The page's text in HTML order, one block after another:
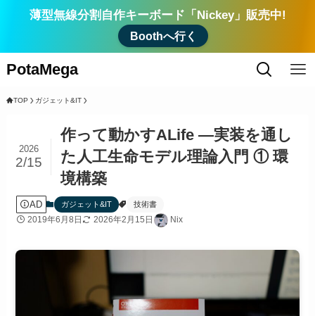
薄型無線分割自作キーボード「Nickey」販売中!
Boothへ行く
PotaMega
TOP ガジェット&IT
作って動かすALife ―実装を通し
た人工生命モデル理論入門 ① 環
境構築
2026
2/15
AD ガジェット&IT 技術書
2019年6月8日 2026年2月15日 Nix